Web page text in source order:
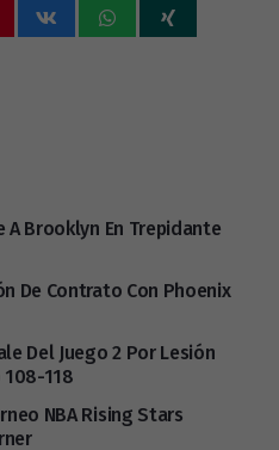
A Brooklyn En Trepidante
De Contrato Con Phoenix
Del Juego 2 Por Lesión
108-118
NBA Rising Stars